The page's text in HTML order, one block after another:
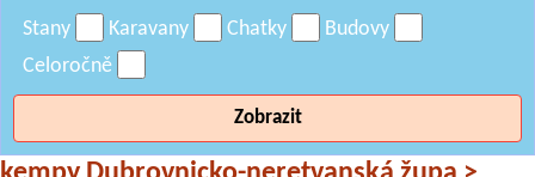
Stany Karavany Chatky
Budovy
Celoročně
Zobrazit